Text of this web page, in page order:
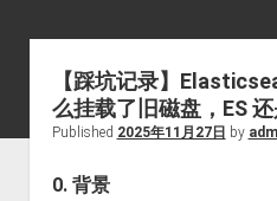
【踩坑记录】
么挂载了旧磁盘，ES
Published 2025年11月27日 by
0. 背景